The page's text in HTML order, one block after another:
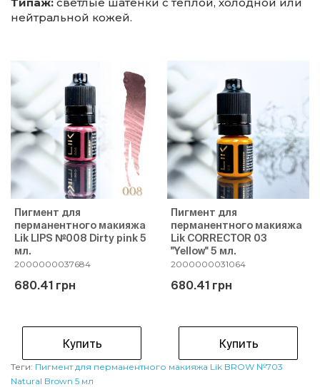
нейтральной кожей.
Пигмент для
перманентного макияжа
Lik LIPS №008 Dirty pink 5
мл.
2000000037684
680.41 грн
Купить
Пигмент для
перманентного макияжа
Lik CORRECTOR 03
"Yellow" 5 мл.
2000000031064
680.41 грн
Купить
Теги: Пигмент для перманентного макияжа Lik BROW №703
Natural Brown 5 мл